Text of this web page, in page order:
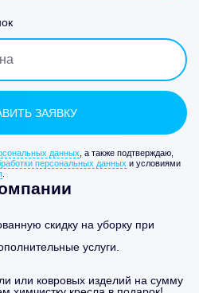
данных , а также подтверждаю,
персональных данных и условиями
скидку на уборку при
услуги.
или ковровых изделий на сумму